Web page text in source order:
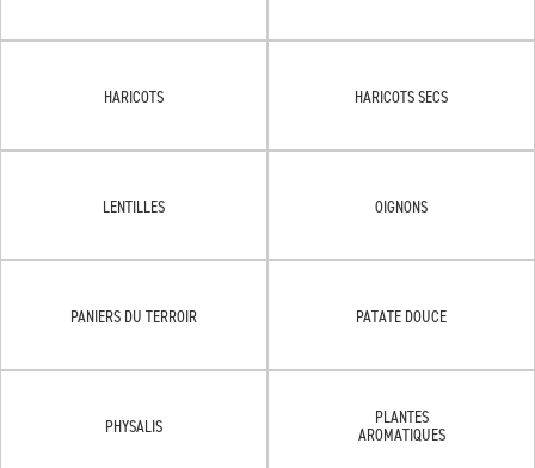
HARICOTS HARICOTS SECS
LENTILLES OIGNONS
PANIERS DU TERROIR PATATE DOUCE
PHYSALIS
PLANTES
AROMATIQUES